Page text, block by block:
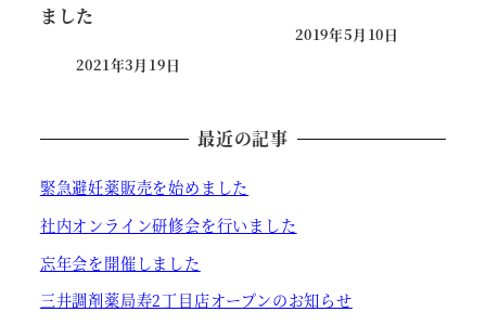
ました
投稿日
2021年3月19日
投稿日
2019年5月10日
最近の記事
緊急避妊薬販売を始めました
社内オンライン研修会を行いました
忘年会を開催しました
三井調剤薬局寿2丁目店オープンのお知らせ